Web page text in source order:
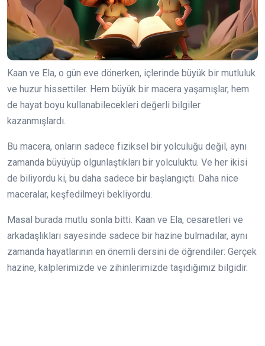
Kaan ve Ela, o gün eve dönerken, içlerinde büyük bir mutluluk
ve huzur hissettiler. Hem büyük bir macera yaşamışlar, hem
de hayat boyu kullanabilecekleri değerli bilgiler
kazanmışlardı.
Bu macera, onların sadece fiziksel bir yolculuğu değil, aynı
zamanda büyüyüp olgunlaştıkları bir yolculuktu. Ve her ikisi
de biliyordu ki, bu daha sadece bir başlangıçtı. Daha nice
maceralar, keşfedilmeyi bekliyordu.
Masal burada mutlu sonla bitti. Kaan ve Ela, cesaretleri ve
arkadaşlıkları sayesinde sadece bir hazine bulmadılar, aynı
zamanda hayatlarının en önemli dersini de öğrendiler: Gerçek
hazine, kalplerimizde ve zihinlerimizde taşıdığımız bilgidir.